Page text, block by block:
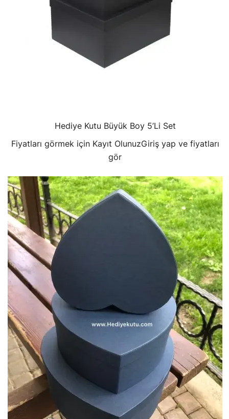
Hediye Kutu Büyük Boy 5’Li Set
Fiyatları görmek için Kayıt OlunuzGiriş yap ve fiyatları
gör